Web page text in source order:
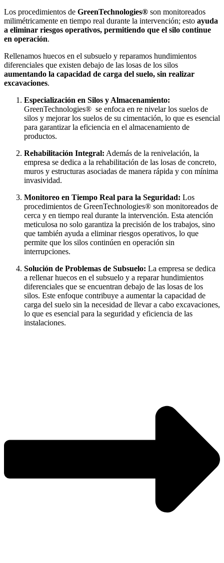
Los procedimientos de GreenTechnologies® son monitoreados
milimétricamente en tiempo real durante la intervención; esto ayuda
a eliminar riesgos operativos, permitiendo que el silo continue
en operación.
Rellenamos huecos en el subsuelo y reparamos hundimientos
diferenciales que existen debajo de las losas de los silos
aumentando la capacidad de carga del suelo, sin realizar
excavaciones.
Especialización en Silos y Almacenamiento:
GreenTechnologies® se enfoca en re nivelar los suelos de
silos y mejorar los suelos de su cimentación, lo que es esencial
para garantizar la eficiencia en el almacenamiento de
productos.
Rehabilitación Integral: Además de la renivelación, la
empresa se dedica a la rehabilitación de las losas de concreto,
muros y estructuras asociadas de manera rápida y con mínima
invasividad.
Monitoreo en Tiempo Real para la Seguridad: Los
procedimientos de GreenTechnologies® son monitoreados de
cerca y en tiempo real durante la intervención. Esta atención
meticulosa no solo garantiza la precisión de los trabajos, sino
que también ayuda a eliminar riesgos operativos, lo que
permite que los silos continúen en operación sin
interrupciones.
Solución de Problemas de Subsuelo: La empresa se dedica
a rellenar huecos en el subsuelo y a reparar hundimientos
diferenciales que se encuentran debajo de las losas de los
silos. Este enfoque contribuye a aumentar la capacidad de
carga del suelo sin la necesidad de llevar a cabo excavaciones,
lo que es esencial para la seguridad y eficiencia de las
instalaciones.